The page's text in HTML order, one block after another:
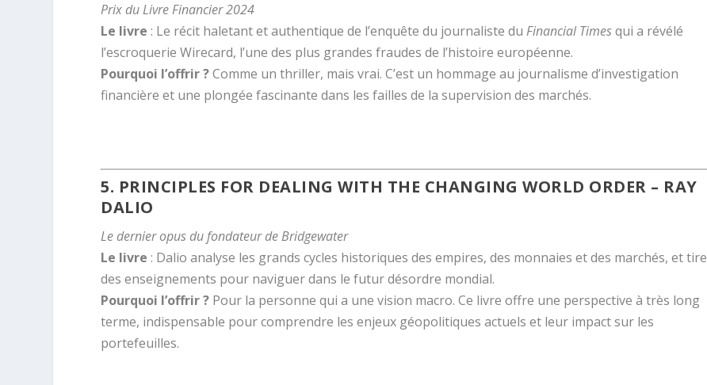
Prix du Livre Financier 2024
Le livre : Le récit haletant et authentique de l’enquête du journaliste duFinancial Timesqui a révélé
l’escroquerie Wirecard, l’une des plus grandes fraudes de l’histoire européenne.
Pourquoi l’offrir ?Comme un thriller, mais vrai. C’est un hommage au journalisme d’investigation
financière et une plongée fascinante dans les failles de la supervision des marchés.
5. PRINCIPLES FOR DEALING WITH THE CHANGING WORLD ORDER – RAY
DALIO
Le dernier opus du fondateur de Bridgewater
Le livre : Dalio analyse les grands cycles historiques des empires, des monnaies et des marchés, et tire
des enseignements pour naviguer dans le futur désordre mondial.
Pourquoi l’offrir ? Pour la personne qui a une vision macro. Ce livre offre une perspective à très long
terme, indispensable pour comprendre les enjeux géopolitiques actuels et leur impact sur les
portefeuilles.